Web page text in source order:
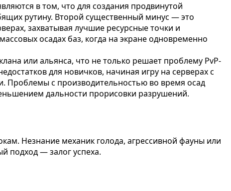
в том, что для создания продвинутой
рутину. Второй существенный минус — это
захватывая лучшие ресурсные точки и
осадах баз, когда на экране одновременно
или альянса, что не только решает проблему PvP-
для новичков, начиная игру на серверах с
Проблемы с производительностью во время осад
дальности прорисовки разрушений.
Незнание механик голода, агрессивной фауны или
подход — залог успеха.